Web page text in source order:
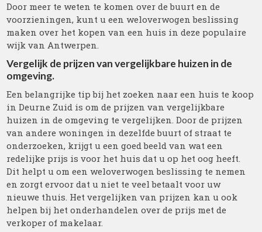
Door meer te weten te komen over de buurt en de
voorzieningen, kunt u een weloverwogen beslissing
maken over het kopen van een huis in deze populaire
wijk van Antwerpen.
Vergelijk de prijzen van vergelijkbare huizen in de
omgeving.
Een belangrijke tip bij het zoeken naar een huis te koop
in Deurne Zuid is om de prijzen van vergelijkbare
huizen in de omgeving te vergelijken. Door de prijzen
van andere woningen in dezelfde buurt of straat te
onderzoeken, krijgt u een goed beeld van wat een
redelijke prijs is voor het huis dat u op het oog heeft.
Dit helpt u om een weloverwogen beslissing te nemen
en zorgt ervoor dat u niet te veel betaalt voor uw
nieuwe thuis. Het vergelijken van prijzen kan u ook
helpen bij het onderhandelen over de prijs met de
verkoper of makelaar.